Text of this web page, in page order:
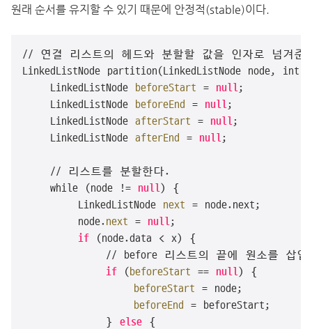
원래 순서를 유지할 수 있기 때문에 안정적(stable)이다.
// 연결 리스트의 헤드와 분할할 값을 인자로 넘겨준
LinkedListNode partition(LinkedListNode node, int
    LinkedListNode
beforeStart = null;
    LinkedListNode
beforeEnd = null;
    LinkedListNode
afterStart = null;
    LinkedListNode
afterEnd = null;
    // 리스트를 분할한다.
    while (node !=
null) {
        LinkedListNode
next = node.next;
        node.
next = null;
if (node.data < x) {
// before 리스트의 끝에 원소를 삽입
if (beforeStart == null) {
beforeStart = node;
beforeEnd = beforeStart;
            }
else {